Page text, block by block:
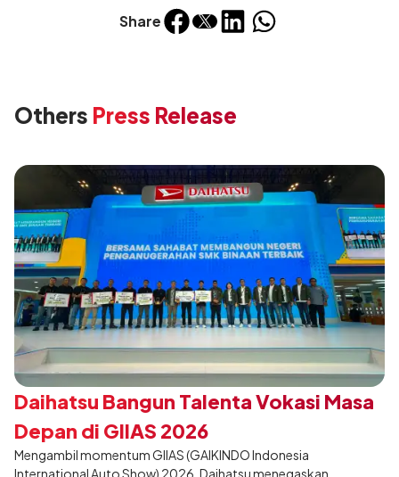
Share
Others Press Release
Daihatsu Bangun Talenta Vokasi Masa
Depan di GIIAS 2026
Mengambil momentum GIIAS (GAIKINDO Indonesia
International Auto Show) 2026, Daihatsu menegaskan